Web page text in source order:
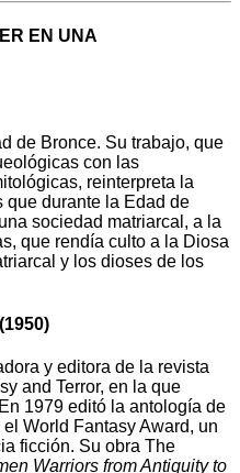
EN UNA
de Bronce. Su trabajo, que
con las
reinterpreta la
que durante la Edad de
sociedad matriarcal, a la
que rendía culto a la Diosa
y los dioses de los
y editora de la revista
and Terror, en la que
1979 editó la antología de
World Fantasy Award, un
ficción. Su obra The
Warriors from Antiquity to